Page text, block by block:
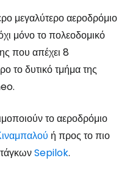
μεγαλύτερο αεροδρόμιο
μόνο το πολεοδομικό
που απέχει 8
το δυτικό τμήμα της
το αεροδρόμιο
ή προς το πιο
Sepilok.